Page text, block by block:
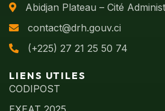
Abidjan Plateau – Cité
contact@drh.gouv.ci
(+225) 27 21 25 50 74
LIENS UTILES
CODIPOST